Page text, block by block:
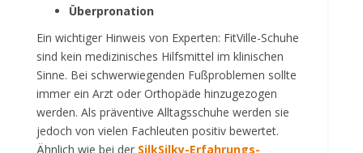
Überpronation
Ein wichtiger Hinweis von Experten: FitVille-Schuhe
sind kein medizinisches Hilfsmittel im klinischen
Sinne. Bei schwerwiegenden Fußproblemen sollte
immer ein Arzt oder Orthopäde hinzugezogen
werden. Als präventive Alltagsschuhe werden sie
jedoch von vielen Fachleuten positiv bewertet.
Ähnlich wie bei der SilkSilky-Erfahrungs-